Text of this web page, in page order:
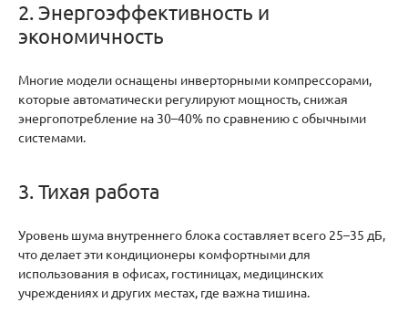
2. Энергоэффективность и
экономичность
Многие модели оснащены инверторными компрессорами,
которые автоматически регулируют мощность, снижая
энергопотребление на 30–40% по сравнению с обычными
системами.
3. Тихая работа
Уровень шума внутреннего блока составляет всего 25–35 дБ,
что делает эти кондиционеры комфортными для
использования в офисах, гостиницах, медицинских
учреждениях и других местах, где важна тишина.